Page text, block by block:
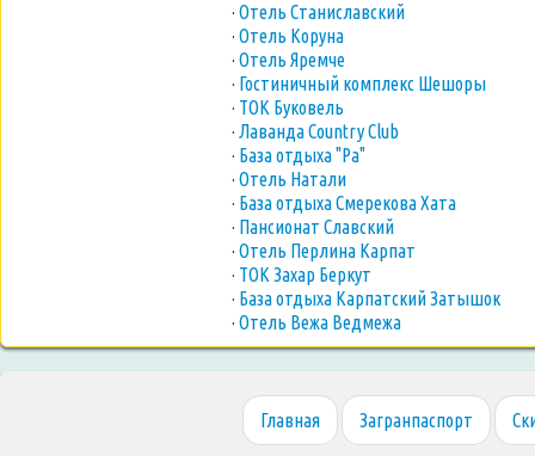
· Отель Станиславский
· Отель Коруна
· Отель Яремче
· Гостиничный комплекс Шешоры
· ТОК Буковель
· Лаванда Country Club
· База отдыха "Ра"
· Отель Натали
· База отдыха Смерекова Хата
· Пансионат Славский
· Отель Перлина Карпат
· ТОК Захар Беркут
· База отдыха Карпатский Затышок
· Отель Вежа Ведмежа
Главная Загранпаспорт